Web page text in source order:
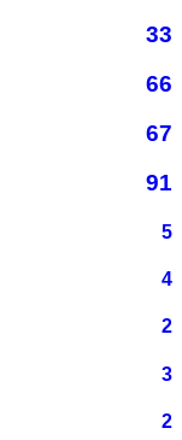
33
66
67
91
5
4
2
3
2